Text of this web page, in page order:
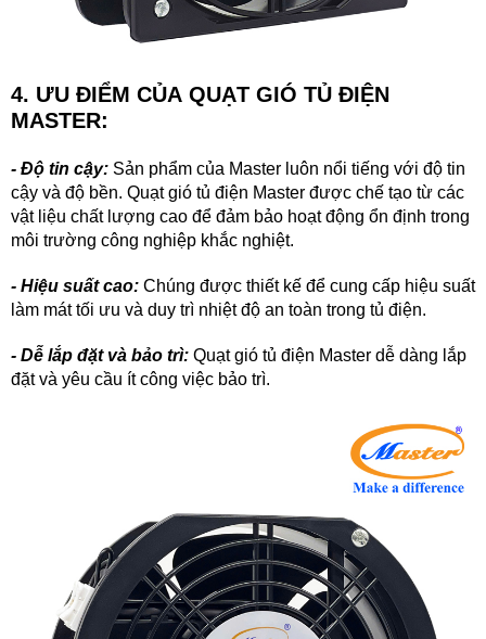
4. ƯU ĐIỂM CỦA QUẠT GIÓ TỦ ĐIỆN
MASTER:
- Độ tin cậy: Sản phẩm của Master luôn nổi tiếng với độ tin
cậy và độ bền. Quạt gió tủ điện Master được chế tạo từ các
vật liệu chất lượng cao để đảm bảo hoạt động ổn định trong
môi trường công nghiệp khắc nghiệt.
- Hiệu suất cao: Chúng được thiết kế để cung cấp hiệu suất
làm mát tối ưu và duy trì nhiệt độ an toàn trong tủ điện.
- Dễ lắp đặt và bảo trì: Quạt gió tủ điện Master dễ dàng lắp
đặt và yêu cầu ít công việc bảo trì.